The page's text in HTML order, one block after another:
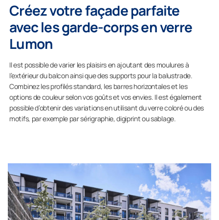
Créez votre façade parfaite
avec les garde-corps en verre
Lumon
Il est possible de varier les plaisirs en ajoutant des moulures à
l’extérieur du balcon ainsi que des supports pour la balustrade.
Combinez les profilés standard, les barres horizontales et les
options de couleur selon vos goûts et vos envies. Il est également
possible d’obtenir des variations en utilisant du verre coloré ou des
motifs, par exemple par sérigraphie, digiprint ou sablage.